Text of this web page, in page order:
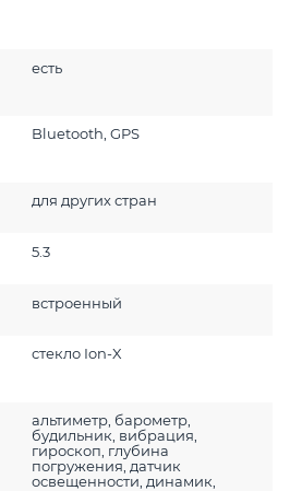
есть
Bluetooth, GPS
для других стран
5.3
встроенный
стекло Ion-X
альтиметр, барометр,
будильник, вибрация,
гироскоп, глубина
погружения, датчик
освещенности, динамик,